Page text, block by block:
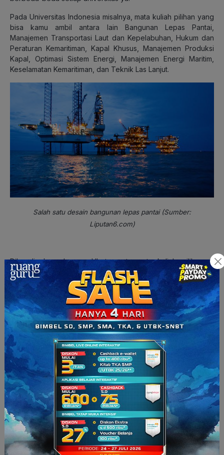
Pada Universitas Indonesia misalnya, mata kuliah pilihan yang
bisa kamu ambil antara lain Bangunan Lepas Pantai,
Manajemen Transportasi Laut dan Kepelabuhan, Hukum dan
Peraturan Kemaritiman, Kapal Khusus, Manajemen Produksi
Kapal, Optimasi Sistem Energi, Manajemen Energi Maritim,
Keselamatan Kemaritiman, dan Teknik Las Lanjut.
Salah satu desain bangunan lepas pantai (Sumber:
Liputan6.com)
Dibandingkan dengan UI, ternyata mata kuliah pilihan di
Institut Teknologi Sepuluh Nopember (ITS) lebih banyak dan
bervariasi,
lho
Kamu bisa mengambil mata kuliah pilihan seperti Kapal
Khusus, Kapal Kecil, Desain dan Produksi Kapal dibantu
Komputer, Desain dan Produksi Kapal Ikan, Bangunan Lepas
Pantai, Kapal Cepat, Kapal Tanpa Awak, Keandalan Struktur,
Getaran Kapal, Inspeksi Las, Manajemen Resiko, Manajemen
Mutu, Manajemen Proyek, Bisnis Perkapalan, dan Produksi
Kapal Non Ferro